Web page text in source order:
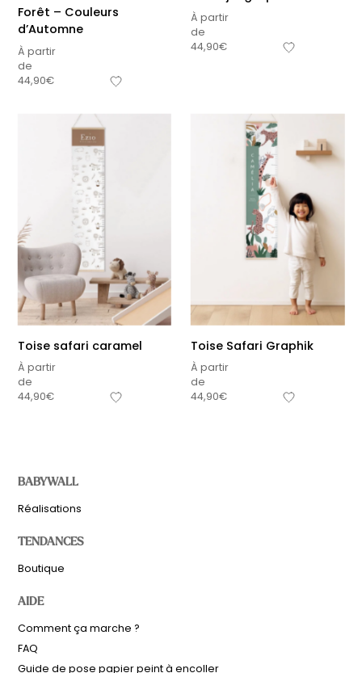
Forêt – Couleurs
d’Automne
À partir
de
44,90€
À partir
de
44,90€
Toise safari caramel
À partir
de
44,90€
Toise Safari Graphik
À partir
de
44,90€
BABYWALL
Réalisations
TENDANCES
Boutique
AIDE
Comment ça marche ?
FAQ
Guide de pose papier peint à encoller